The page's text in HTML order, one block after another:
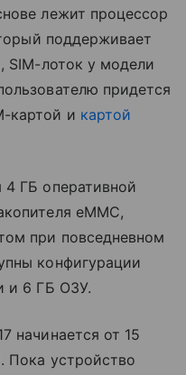
лежит процессор
поддерживает
SIM-лоток у модели
придется
картой и картой
4 ГБ оперативной
eMMC,
при повседневном
конфигурации
и 6 ГБ ОЗУ.
начинается от 15
Пока устройство